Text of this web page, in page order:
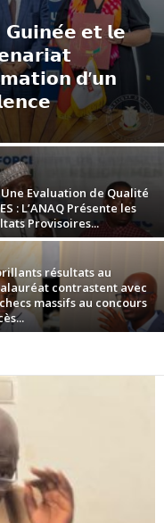
𝗲𝘁 𝗹𝗲
𝗱’𝘂𝗻
Evaluation de Qualité
: L’ANAQ Présente les
Provisoires...
résultats au
contrastent avec
massifs au concours